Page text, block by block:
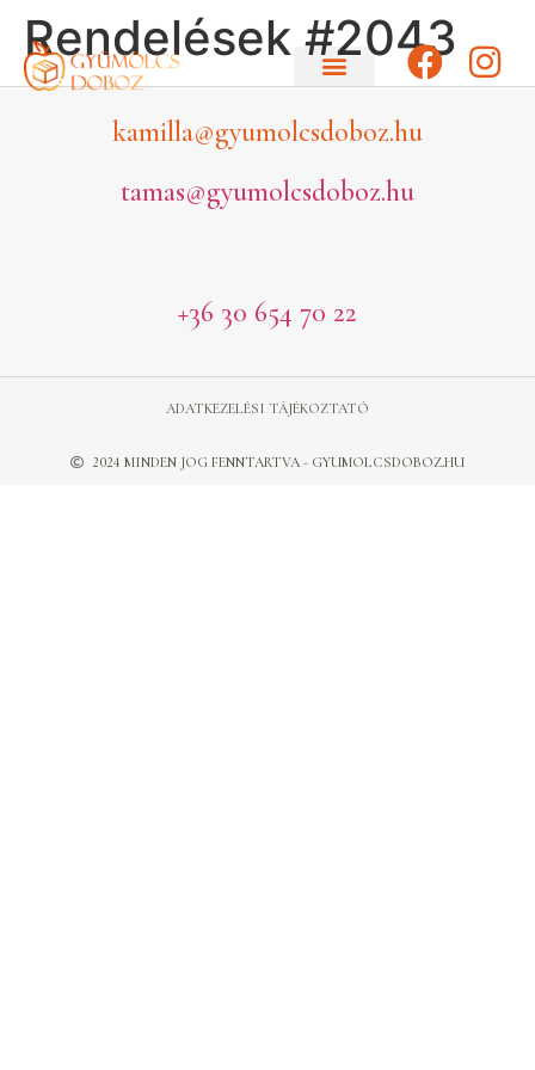
Rendelések #2043
kamilla@gyumolcsdoboz.hu
tamas@gyumolcsdoboz.hu
+36 30 654 70 22
2024 MINDEN JOG FENNTARTVA - GYUMOLCSDOBOZ.HU
ADATKEZELÉSI TÁJÉKOZTATÓ